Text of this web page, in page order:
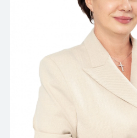
Связаться с нами